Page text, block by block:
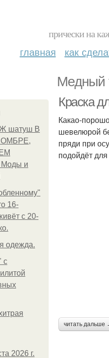
прически на
главная как
Медный
шатуш В
и
16-
с 20-
одежда.
с
2026 г.
Краска
Какао-
шевелюрой
пряди при
подойдёт
читать дальше